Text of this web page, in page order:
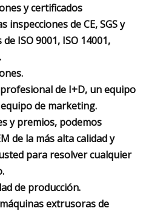
y certificados
inspecciones de CE, SGS y
ISO 9001, ISO 14001,
de I+D, un equipo
de marketing.
y premios, podemos
de la más alta calidad y
para resolver cualquier
de producción.
extrusoras de